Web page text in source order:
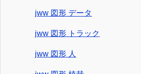
jww 図形 データ
jww 図形 トラック
jww 図形 人